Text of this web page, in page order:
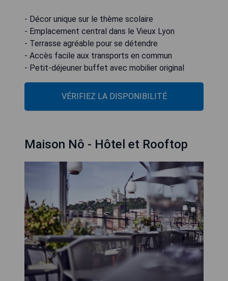
- Décor unique sur le thème scolaire
- Emplacement central dans le Vieux Lyon
- Terrasse agréable pour se détendre
- Accès facile aux transports en commun
- Petit-déjeuner buffet avec mobilier original
VÉRIFIEZ LA DISPONIBILITÉ
Maison Nô - Hôtel et Rooftop